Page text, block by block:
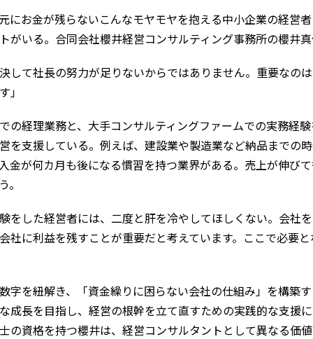
お金が残らない――こんなモヤモヤを抱える中小企業の経営
がいる。合同会社櫻井経営コンサルティング事務所の櫻井
して社長の努力が足りないからではありません。重要なの
」
の経理業務と、大手コンサルティングファームでの実務経
を支援している。例えば、建設業や製造業など納品までの
金が何カ月も後になる慣習を持つ業界がある。売上が伸び
をした経営者には、二度と肝を冷やしてほしくない。会社
社に利益を残すことが重要だと考えています。ここで必要
字を紐解き、「資金繰りに困らない会社の仕組み」を構築
成長を目指し、経営の根幹を立て直すための実践的な支援
の資格を持つ櫻井は、経営コンサルタントとして異なる価